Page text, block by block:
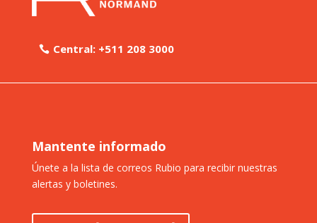
Central: +511 208 3000
Mantente informado
Únete a la lista de correos Rubio para recibir nuestras
alertas y boletines.